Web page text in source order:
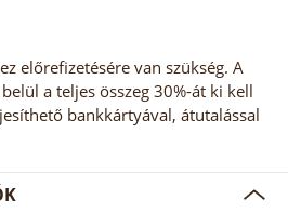
előrefizetésére van szükség. A
a teljes összeg 30%-át ki kell
bankkártyával, átutalással